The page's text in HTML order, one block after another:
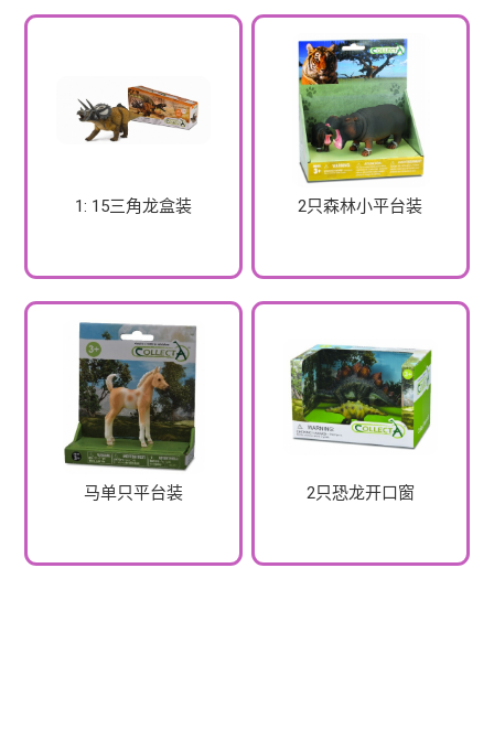
1: 15三角龙盒装 2只森林小平台装
马单只平台装 2只恐龙开口窗